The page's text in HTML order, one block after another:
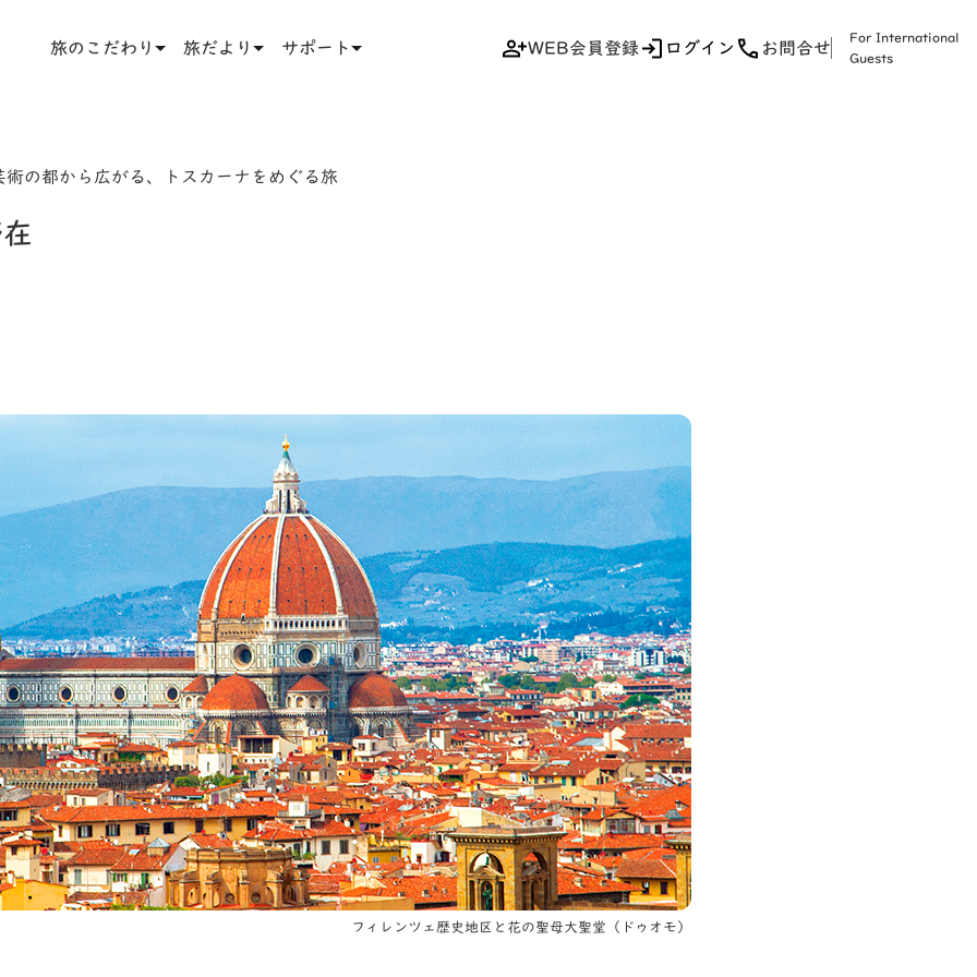
旅のこだわり 旅だより サポート WEB会員登録 ログイン お問合せ
For International
Guests
の都から広がる、トスカーナをめぐる旅
フィレンツェ歴史地区と花の聖母大聖堂（ドゥオモ）